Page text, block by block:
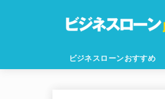
ビジネスローンおすすめ